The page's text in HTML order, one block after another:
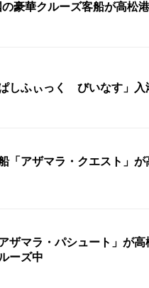
の豪華クルーズ客船が高松
しふぃっく びいなす」入
「アザマラ・クエスト」
ザマラ・パシュート」が
ーズ中